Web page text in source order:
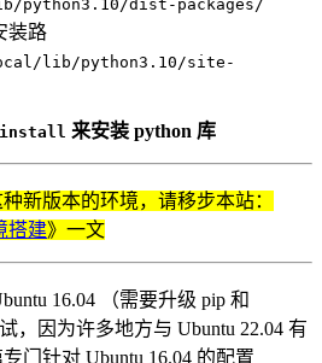
dist-packages/
装路
lib/python3.10/site-
install 来安装 python 库
新版本的环境，请移步本站：
搭建》一文
16.04 （需要升级 pip 和
，因为许多地方与 Ubuntu 22.04 有
门针对 Ubuntu 16.04 的配置